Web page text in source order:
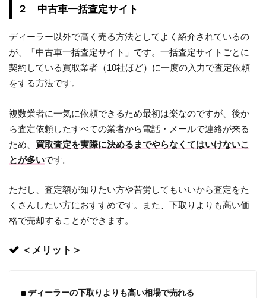
２ 中古車一括査定サイト
ディーラー以外で高く売る方法としてよく紹介されているの
が、「中古車一括査定サイト」です。一括査定サイトごとに
契約している買取業者（10社ほど）に一度の入力で査定依頼
をする方法です。
複数業者に一気に依頼できるため最初は楽なのですが、後か
ら査定依頼したすべての業者から電話・メールで連絡が来る
ため、 買取査定を実際に決めるまでやらなくてはいけないこ
とが多いです。
ただし、査定額が知りたい方や苦労してもいいから査定をた
くさんしたい方におすすめです。また、下取りよりも高い価
格で売却することができます。
＜メリット＞
ディーラーの下取りよりも高い相場で売れる